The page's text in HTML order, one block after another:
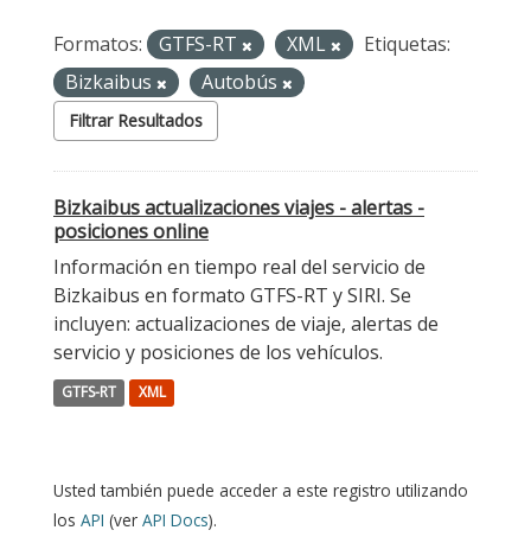
Formatos: GTFS-RT XML
Etiquetas:
Bizkaibus
Autobús
Filtrar Resultados
Bizkaibus actualizaciones viajes - alertas -
posiciones online
Información en tiempo real del servicio de
Bizkaibus en formato GTFS-RT y SIRI. Se
incluyen: actualizaciones de viaje, alertas de
servicio y posiciones de los vehículos.
GTFS-RT XML
Usted también puede acceder a este registro utilizando
los API (ver API Docs).